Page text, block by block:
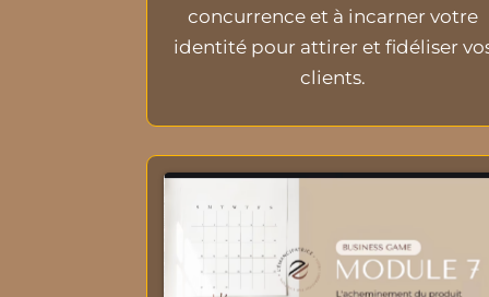
concurrence et à incarner votre
identité pour attirer et fidéliser
clients.